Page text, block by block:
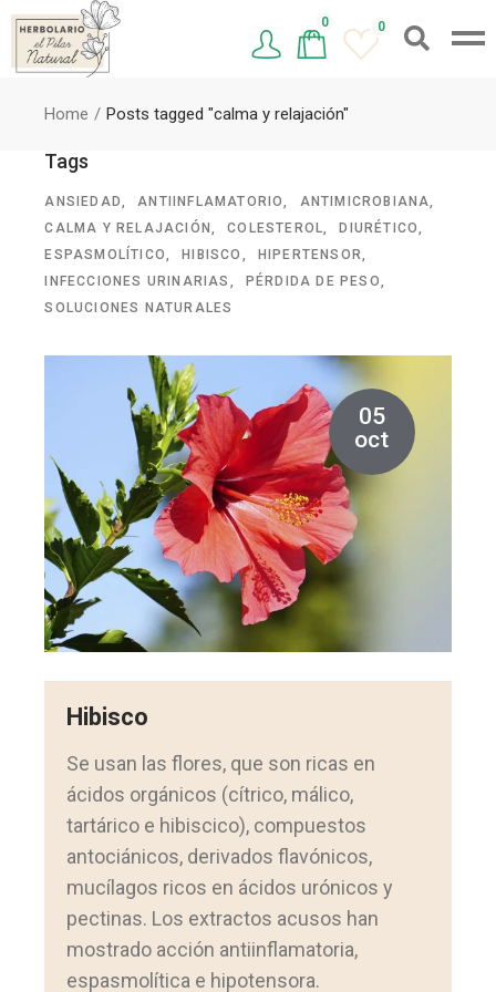
0 0
Home Posts tagged "calma y relajación"
Tags
ANSIEDAD ANTIINFLAMATORIO
ANTIMICROBIANA
CALMA Y RELAJACIÓN
COLESTEROL
DIURÉTICO
ESPASMOLÍTICO
HIBISCO
HIPERTENSOR
INFECCIONES URINARIAS
PÉRDIDA DE PESO
SOLUCIONES NATURALES
05
oct
Hibisco
Se usan las flores, que son ricas en
ácidos orgánicos (cítrico, málico,
tartárico e hibiscico), compuestos
antociánicos, derivados flavónicos,
mucílagos ricos en ácidos urónicos y
pectinas. Los extractos acusos han
mostrado acción antiinflamatoria,
espasmolítica e hipotensora.